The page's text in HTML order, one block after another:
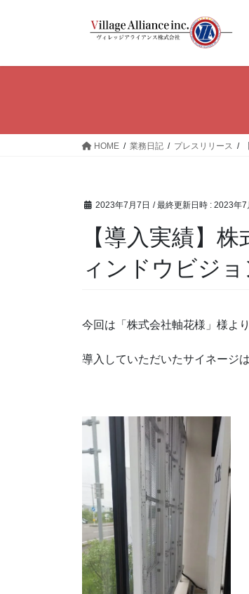
HOME 業務日記 プレスリリース
2023年7月7日 / 最終更新日時 : 2023年7
【導入実績】
ィンドウビジョ
今回は「株式会社軸花様」様よ
導入していただいたサイネージ